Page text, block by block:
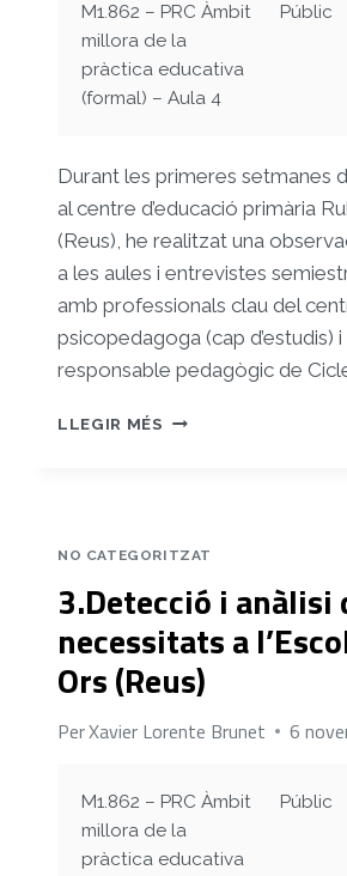
M1.862 – PRC Àmbit
millora de la
pràctica educativa
(formal) – Aula 4
Públic
Durant les primeres setmanes
al centre d’educació primària
(Reus), he realitzat una
a les aules i entrevistes
amb professionals clau del
psicopedagoga (cap d’estudis) i
responsable pedagògic de
LLEGIR MÉS 4.PRESENTACIÓ
NO CATEGORITZAT
3.Detecció i anàlisi
necessitats a
Ors (Reus)
PerXavier Lorente Brunet 6
M1.862 – PRC Àmbit
millora de la
pràctica educativa
Públic